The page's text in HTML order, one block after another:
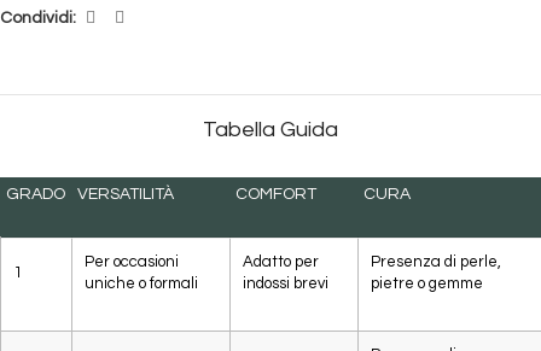
Condividi:
Tabella Guida
GRADO VERSATILITÀ COMFORT CURA
1
Per occasioni
uniche o formali
Adatto per
indossi brevi
Presenza di perle,
pietre o gemme